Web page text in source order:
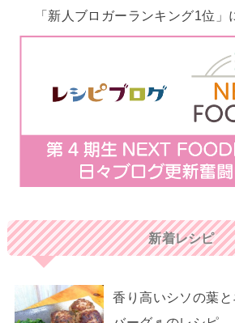
「新人ブロガーランキング1位」
新着レシピ
香り高いシソの葉